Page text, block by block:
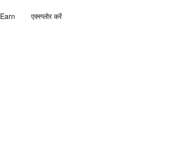
Earn एक्स्प्लोर करें